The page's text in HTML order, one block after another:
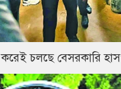
চলছে বেসরকারি